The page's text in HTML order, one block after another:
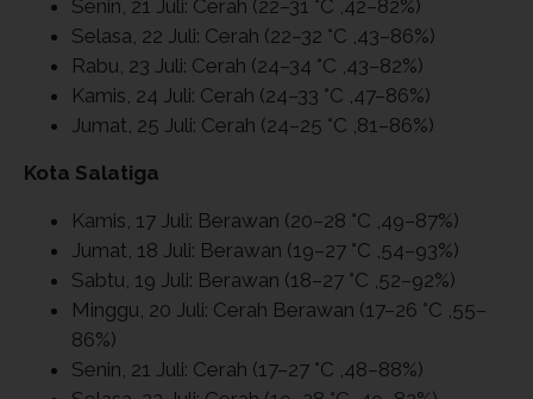
Senin, 21 Juli: Cerah (22–31 °C ,42–82%)
Selasa, 22 Juli: Cerah (22–32 °C ,43–86%)
Rabu, 23 Juli: Cerah (24–34 °C ,43–82%)
Kamis, 24 Juli: Cerah (24–33 °C ,47–86%)
Jumat, 25 Juli: Cerah (24–25 °C ,81–86%)
Kota Salatiga
Kamis, 17 Juli: Berawan (20–28 °C ,49–87%)
Jumat, 18 Juli: Berawan (19–27 °C ,54–93%)
Sabtu, 19 Juli: Berawan (18–27 °C ,52–92%)
Minggu, 20 Juli: Cerah Berawan (17–26 °C ,55–
86%)
Senin, 21 Juli: Cerah (17–27 °C ,48–88%)